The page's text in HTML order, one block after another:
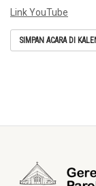
Link YouTube
SIMPAN ACARA DI